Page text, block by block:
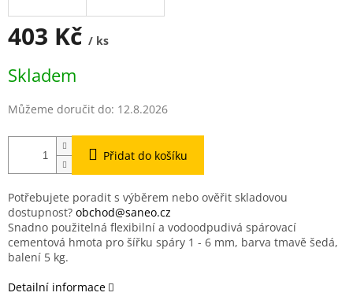
403 Kč / ks
cena:
Skladem
Můžeme doručit do: 12.8.2026
Přidat do košíku
Potřebujete poradit s výběrem nebo ověřit skladovou
dostupnost? obchod@saneo.cz
Snadno použitelná flexibilní a vodoodpudivá spárovací
cementová hmota pro šířku spáry 1 - 6 mm, barva tmavě šedá,
balení 5 kg.
Detailní informace